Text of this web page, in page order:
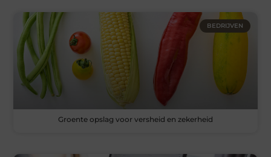
BEDRIJVEN
Groente opslag voor versheid en zekerheid